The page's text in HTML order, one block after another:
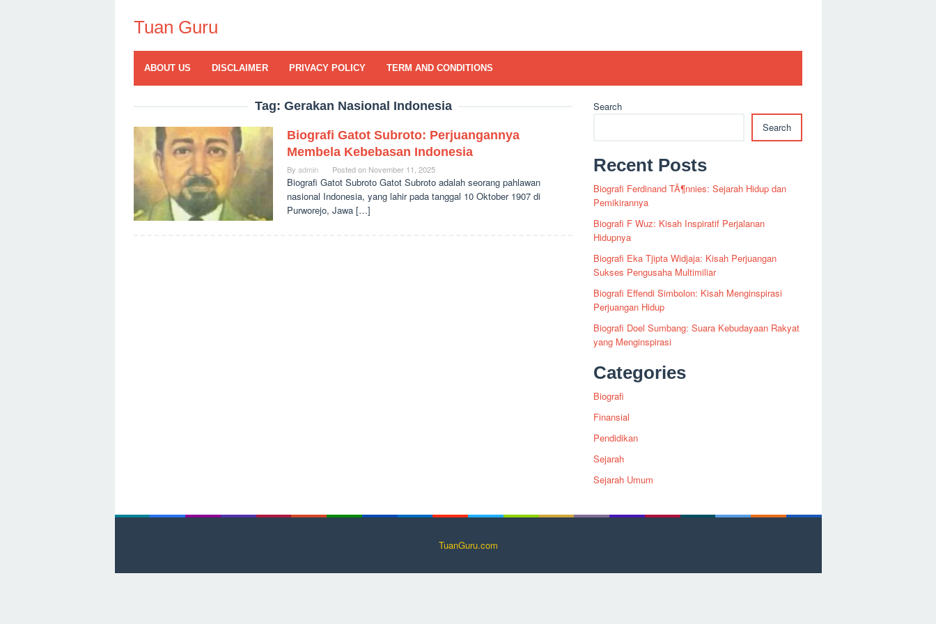
contentTuan Guru
ABOUT US DISCLAIMER PRIVACY POLICY TERM AND CONDITIONS
Tag: Gerakan Nasional Indonesia
Biografi Gatot Subroto: Perjuangannya
Membela Kebebasan Indonesia
By admin Posted on November 11, 2025
Biografi Gatot Subroto Gatot Subroto adalah seorang pahlawan
nasional Indonesia, yang lahir pada tanggal 10 Oktober 1907 di
Purworejo, Jawa […]
Search
Search
Recent Posts
Biografi Ferdinand TÃ¶nnies: Sejarah Hidup dan
Pemikirannya
Biografi F Wuz: Kisah Inspiratif Perjalanan
Hidupnya
Biografi Eka Tjipta Widjaja: Kisah Perjuangan
Sukses Pengusaha Multimiliar
Biografi Effendi Simbolon: Kisah Menginspirasi
Perjuangan Hidup
Biografi Doel Sumbang: Suara Kebudayaan Rakyat
yang Menginspirasi
Categories
Biografi
Finansial
Pendidikan
Sejarah
Sejarah Umum
TuanGuru.com